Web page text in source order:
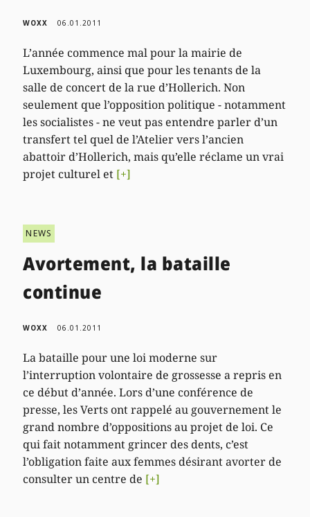
WOXX 06.01.2011
L’année commence mal pour la mairie de
Luxembourg, ainsi que pour les tenants de la
salle de concert de la rue d’Hollerich. Non
seulement que l’opposition politique - notamment
les socialistes - ne veut pas entendre parler d’un
transfert tel quel de l’Atelier vers l’ancien
abattoir d’Hollerich, mais qu’elle réclame un vrai
projet culturel et [+]
NEWS
Avortement, la bataille
continue
WOXX 06.01.2011
La bataille pour une loi moderne sur
l’interruption volontaire de grossesse a repris en
ce début d’année. Lors d’une conférence de
presse, les Verts ont rappelé au gouvernement le
grand nombre d’oppositions au projet de loi. Ce
qui fait notamment grincer des dents, c’est
l’obligation faite aux femmes désirant avorter de
consulter un centre de [+]